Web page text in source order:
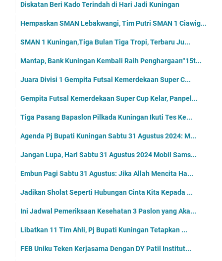
Diskatan Beri Kado Terindah di Hari Jadi Kuningan
Hempaskan SMAN Lebakwangi, Tim Putri SMAN 1 Ciawig...
SMAN 1 Kuningan,Tiga Bulan Tiga Tropi, Terbaru Ju...
Mantap, Bank Kuningan Kembali Raih Penghargaan“15t...
Juara Divisi 1 Gempita Futsal Kemerdekaan Super C...
Gempita Futsal Kemerdekaan Super Cup Kelar, Panpel...
Tiga Pasang Bapaslon Pilkada Kuningan Ikuti Tes Ke...
Agenda Pj Bupati Kuningan Sabtu 31 Agustus 2024: M...
Jangan Lupa, Hari Sabtu 31 Agustus 2024 Mobil Sams...
Embun Pagi Sabtu 31 Agustus: Jika Allah Mencita Ha...
Jadikan Sholat Seperti Hubungan Cinta Kita Kepada ...
Ini Jadwal Pemeriksaan Kesehatan 3 Paslon yang Aka...
Libatkan 11 Tim Ahli, Pj Bupati Kuningan Tetapkan ...
FEB Uniku Teken Kerjasama Dengan DY Patil Institut...